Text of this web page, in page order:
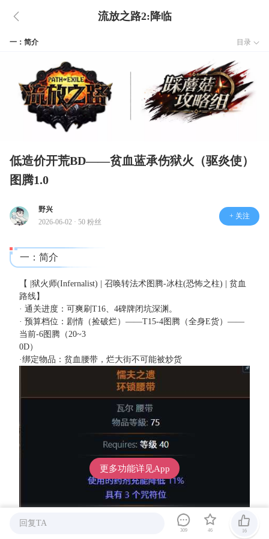
流放之路2:降临
一：简介 目录
低造价开荒BD——贫血蓝承伤狱火（驱炎使）
图腾1.0
野兴
2026-06-02 · 50 粉丝
+ 关注
一：简介
【 |狱火师(Infernalist) | 召唤转法术图腾-冰柱(恐怖之柱) | 贫血
路线】
· 通关进度：可爽刷T16、4碑牌闭坑深渊。
· 预算档位：剧情（捡破烂）——T15-4图腾（全身E货）——
当前-6图腾（20~3
0D）
·绑定物品：贫血腰带，烂大街不可能被炒货
回复TA
309 46 16
更多功能详见App